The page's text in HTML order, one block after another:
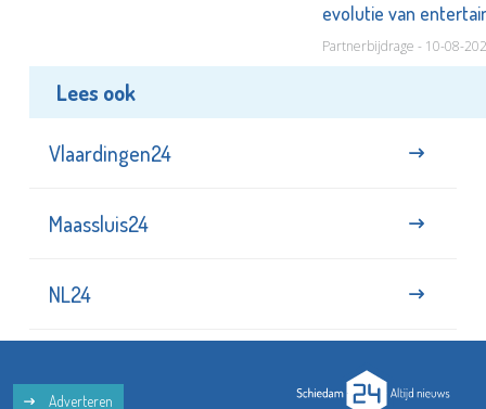
evolutie van
Partnerbijdrage - 10-08-
Lees ook
Vlaardingen24
Maassluis24
NL24
Adverteren